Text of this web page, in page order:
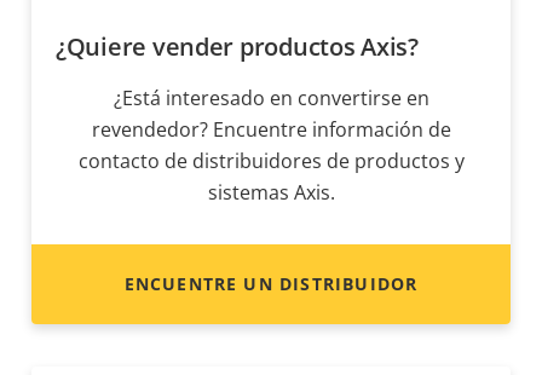
¿Quiere vender productos Axis?
¿Está interesado en convertirse en
revendedor? Encuentre información de
contacto de distribuidores de productos y
sistemas Axis.
ENCUENTRE UN DISTRIBUIDOR